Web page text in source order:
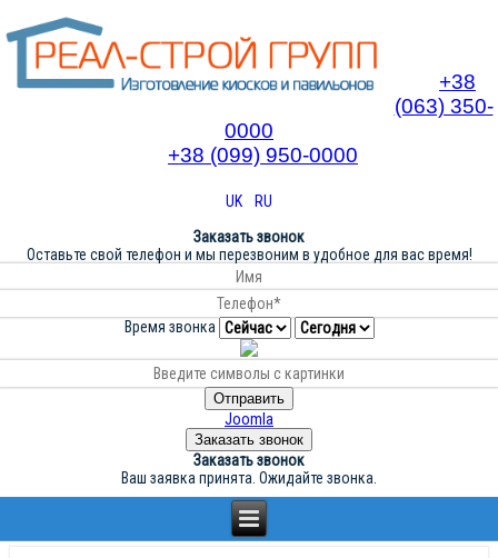
+38
(063) 350-
0000
+38 (099) 950-0000
UK
RU
Заказать звонок
Оставьте свой телефон и мы перезвоним в удобное для вас время!
Время звонка
Отправить
Joomla
Заказать звонок
Заказать звонок
Ваш заявка принята. Ожидайте звонка.